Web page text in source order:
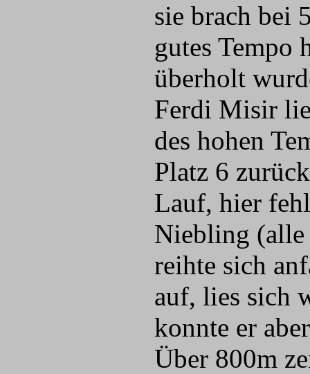
sie brach bei
gutes Tempo
überholt
Ferdi Misir
des hohen
Platz 6
Lauf, hier
Niebling (alle
reihte sich
auf, lies sich
konnte er
Über 800m